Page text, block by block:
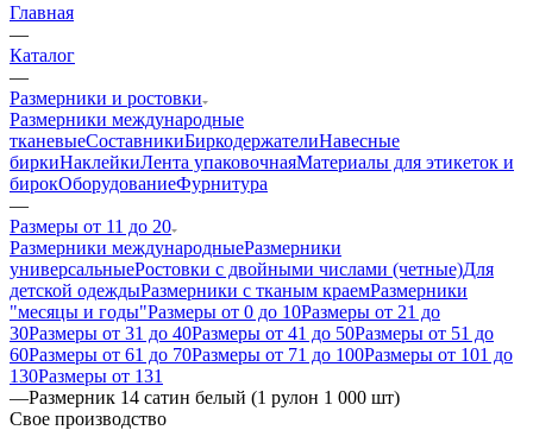
Главная
—
Каталог
—
Размерники и ростовки
Размерники международные
тканевыеСоставникиБиркодержателиНавесные
биркиНаклейкиЛента упаковочнаяМатериалы для этикеток и
бирокОборудованиеФурнитура
—
Размеры от 11 до 20
Размерники международныеРазмерники
универсальныеРостовки с двойными числами (четные)Для
детской одеждыРазмерники с тканым краемРазмерники
"месяцы и годы"Размеры от 0 до 10Размеры от 21 до
30Размеры от 31 до 40Размеры от 41 до 50Размеры от 51 до
60Размеры от 61 до 70Размеры от 71 до 100Размеры от 101 до
130Размеры от 131
—Размерник 14 сатин белый (1 рулон 1 000 шт)
Свое производство